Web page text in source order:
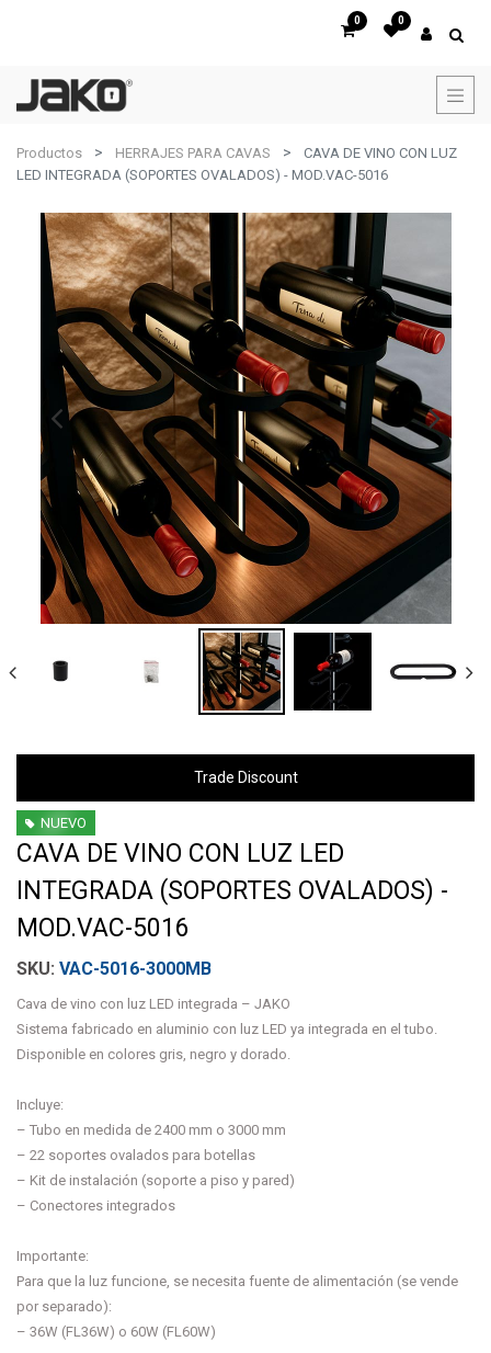
0 0
Productos HERRAJES PARA CAVAS
CAVA DE VINO CON LUZ
LED INTEGRADA (SOPORTES OVALADOS) - MOD.VAC-5016
Trade Discount
NUEVO
CAVA DE VINO CON LUZ LED
INTEGRADA (SOPORTES OVALADOS) -
MOD.VAC-5016
VAC-5016-3000MB
Cava de vino con luz LED integrada – JAKO
Sistema fabricado en aluminio con luz LED ya integrada en el tubo.
Disponible en colores gris, negro y dorado.
Incluye:
– Tubo en medida de 2400 mm o 3000 mm
– 22 soportes ovalados para botellas
– Kit de instalación (soporte a piso y pared)
– Conectores integrados
Importante:
Para que la luz funcione, se necesita fuente de alimentación (se vende
por separado):
– 36W (FL36W) o 60W (FL60W)